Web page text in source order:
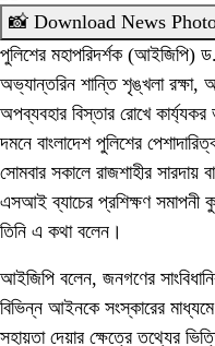
📸 Download News
পুলিশের মহাপরিদর্শক (আইজিপি)
অভ্যান্তরিন শান্তি শৃঙ্খলা রক্ষা,
অপব্যবহার বিস্তার রোখে
দমনে বাংলাদেশ পুলিশের
সোমবার সকালে রাজশাহীর
এসআই ব্যাচের প্রশিক্ষণ সমাপনী
তিনি এ কথা বলেন।
আইজিপি বলেন, জনগণের
বিভিন্ন আইনকে সংস্কারের
সহায়তা দেয়ার ক্ষেত্রে তথ্যের